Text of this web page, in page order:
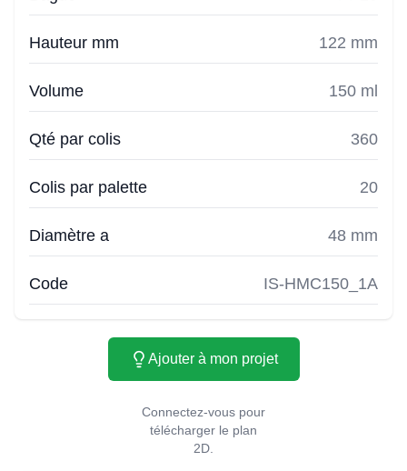
Hauteur mm 122 mm
Volume 150 ml
Qté par colis 360
Colis par palette 20
Diamètre a 48 mm
Code IS-HMC150_1A
Ajouter à mon projet
Connectez-vous pour
télécharger le plan
2D.